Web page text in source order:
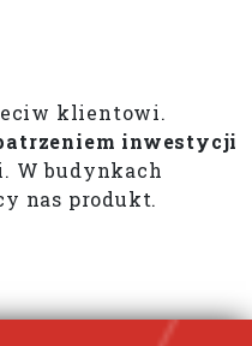
klientowi.
inwestycji
W budynkach
nas produkt.